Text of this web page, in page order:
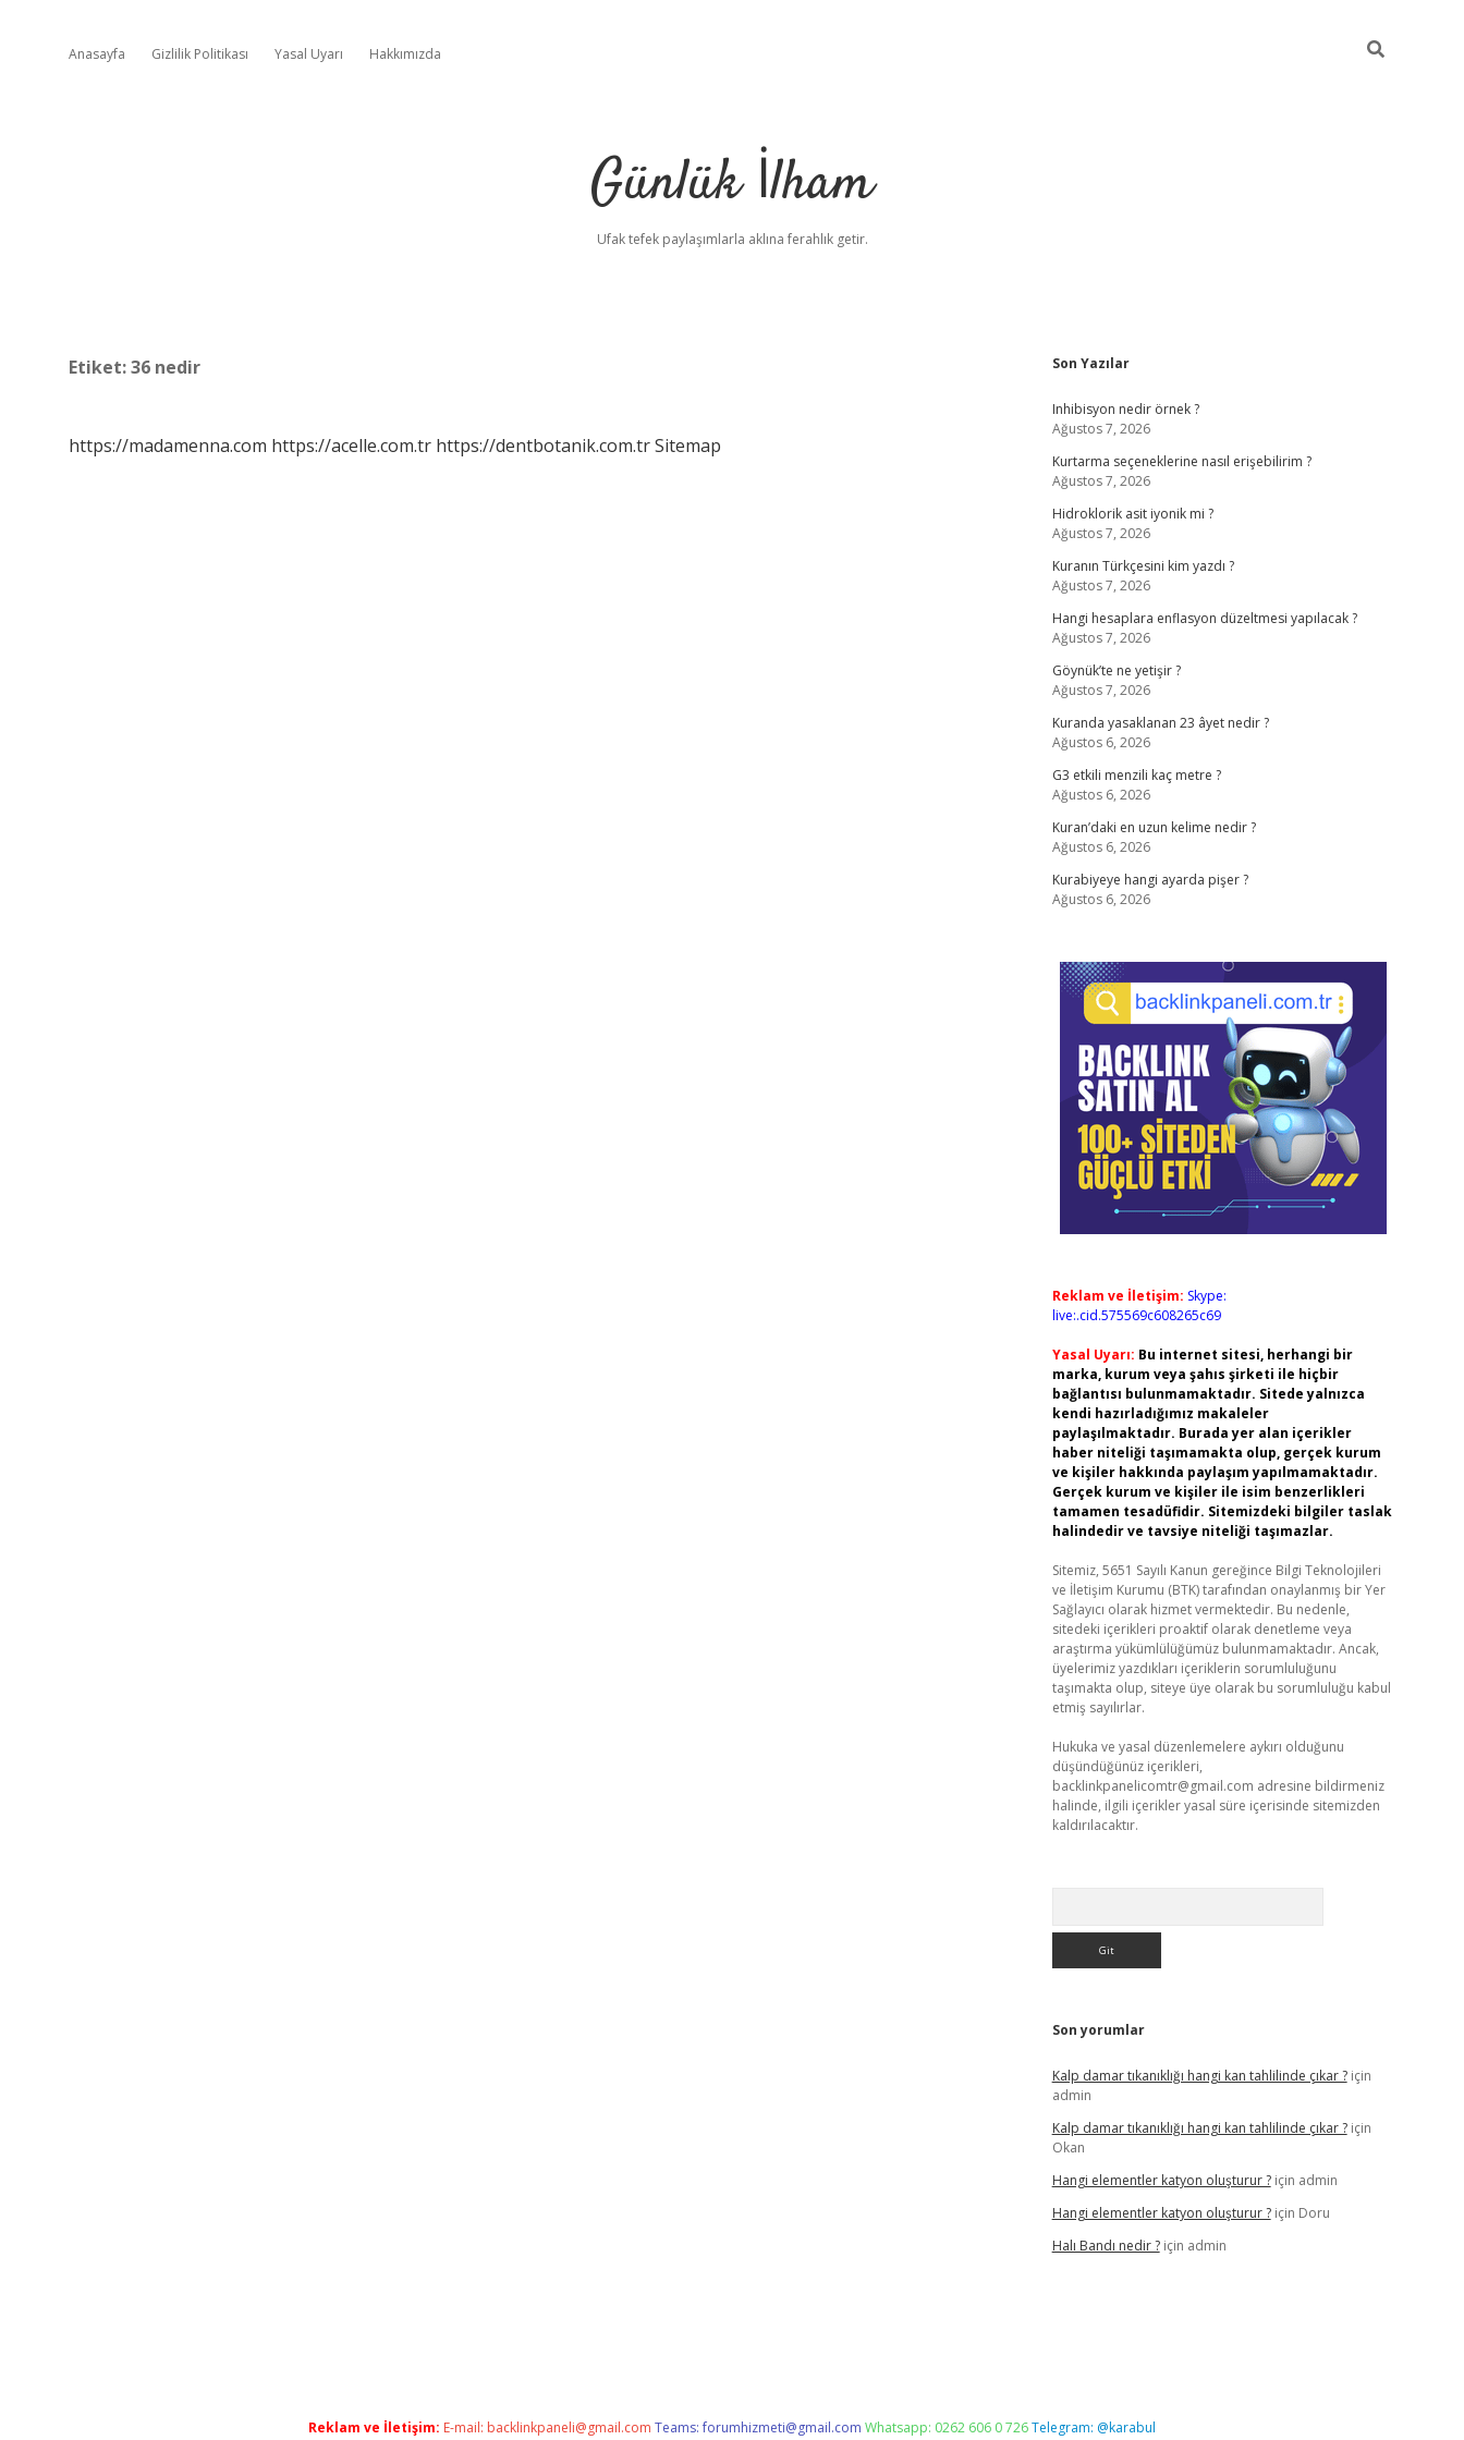
Anasayfa Gizlilik Politikası Yasal Uyarı Hakkımızda
Günlük İlham
Ufak tefek paylaşımlarla aklına ferahlık getir.
Etiket:36 nedir
https://madamenna.com https://acelle.com.tr https://dentbotanik.com.trSitemap
Sidebar
Son Yazılar
Inhibisyon nedir örnek ?
Ağustos 7, 2026
Kurtarma seçeneklerine nasıl erişebilirim ?
Ağustos 7, 2026
Hidroklorik asit iyonik mi ?
Ağustos 7, 2026
Kuranın Türkçesini kim yazdı ?
Ağustos 7, 2026
Hangi hesaplara enflasyon düzeltmesi yapılacak ?
Ağustos 7, 2026
Göynük’te ne yetişir ?
Ağustos 7, 2026
Kuranda yasaklanan 23 âyet nedir ?
Ağustos 6, 2026
G3 etkili menzili kaç metre ?
Ağustos 6, 2026
Kuran’daki en uzun kelime nedir ?
Ağustos 6, 2026
Kurabiyeye hangi ayarda pişer ?
Ağustos 6, 2026
Reklam ve İletişim: Skype:
live:.cid.575569c608265c69
Yasal Uyarı: Bu internet sitesi, herhangi bir
marka, kurum veya şahıs şirketi ile hiçbir
bağlantısı bulunmamaktadır. Sitede yalnızca
kendi hazırladığımız makaleler
paylaşılmaktadır. Burada yer alan içerikler
haber niteliği taşımamakta olup, gerçek kurum
ve kişiler hakkında paylaşım yapılmamaktadır.
Gerçek kurum ve kişiler ile isim benzerlikleri
tamamen tesadüfidir. Sitemizdeki bilgiler taslak
halindedir ve tavsiye niteliği taşımazlar.
Sitemiz, 5651 Sayılı Kanun gereğince Bilgi Teknolojileri
ve İletişim Kurumu (BTK) tarafından onaylanmış bir Yer
Sağlayıcı olarak hizmet vermektedir. Bu nedenle,
sitedeki içerikleri proaktif olarak denetleme veya
araştırma yükümlülüğümüz bulunmamaktadır. Ancak,
üyelerimiz yazdıkları içeriklerin sorumluluğunu
taşımakta olup, siteye üye olarak bu sorumluluğu kabul
etmiş sayılırlar.
Hukuka ve yasal düzenlemelere aykırı olduğunu
düşündüğünüz içerikleri,
backlinkpanelicomtr@gmail.com adresine bildirmeniz
halinde, ilgili içerikler yasal süre içerisinde sitemizden
kaldırılacaktır.
Son yorumlar
Kalp damar tıkanıklığı hangi kan tahlilinde çıkar ?için
admin
Kalp damar tıkanıklığı hangi kan tahlilinde çıkar ?için
Okan
Hangi elementler katyon oluşturur ?için admin
Hangi elementler katyon oluşturur ?için Doru
Halı Bandı nedir ?için admin
Reklam ve İletişim: E-mail: backlinkpaneli@gmail.com Teams:forumhizmeti@gmail.com Whatsapp: 0262 606 0 726Telegram: @karabul